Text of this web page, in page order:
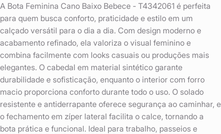
A Bota Feminina Cano Baixo Bebece - T4342061 é perfeita
para quem busca conforto, praticidade e estilo em um
calçado versátil para o dia a dia. Com design moderno e
acabamento refinado, ela valoriza o visual feminino e
combina facilmente com looks casuais ou produções mais
elegantes. O cabedal em material sintético garante
durabilidade e sofisticação, enquanto o interior com forro
macio proporciona conforto durante todo o uso. O solado
resistente e antiderrapante oferece segurança ao caminhar, e
o fechamento em zíper lateral facilita o calce, tornando a
bota prática e funcional. Ideal para trabalho, passeios e